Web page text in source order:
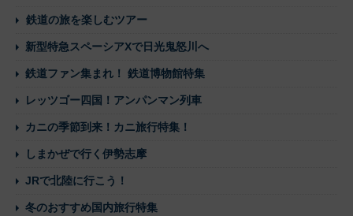
鉄道の旅を楽しむツアー
新型特急スペーシアXで日光鬼怒川へ
鉄道ファン集まれ！ 鉄道博物館特集
レッツゴー四国！アンパンマン列車
カニの季節到来！カニ旅行特集！
しまかぜで行く伊勢志摩
JRで北陸に行こう！
冬のおすすめ国内旅行特集